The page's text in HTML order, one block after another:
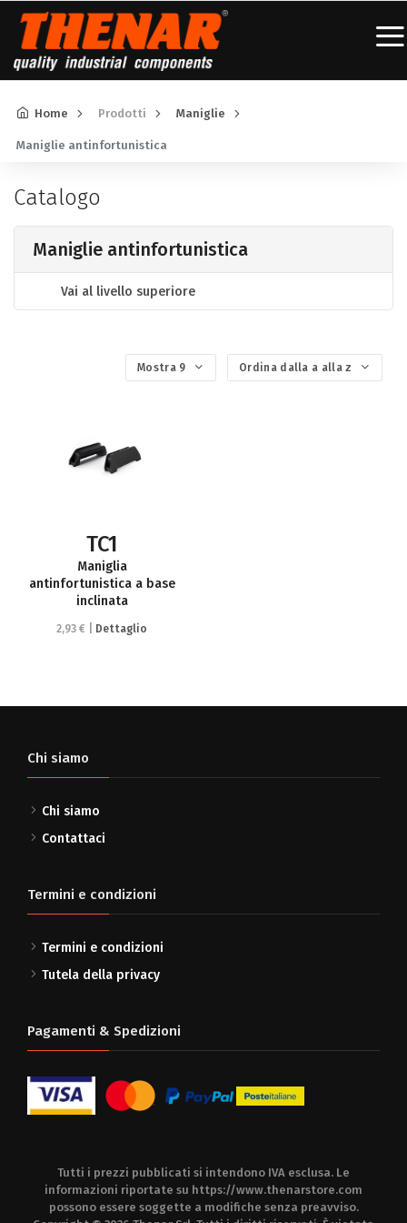
Home Prodotti Maniglie
Maniglie antinfortunistica
Catalogo
Maniglie antinfortunistica
Vai al livello superiore
Mostra 9 Ordina dalla a alla z
TC1
Maniglia
antinfortunistica a base
inclinata
2,93 € | Dettaglio
Chi siamo
Chi siamo
Contattaci
Termini e condizioni
Termini e condizioni
Tutela della privacy
Pagamenti & Spedizioni
Tutti i prezzi pubblicati si intendono IVA esclusa. Le
informazioni riportate su https://www.thenarstore.com
possono essere soggette a modifiche senza preavviso.